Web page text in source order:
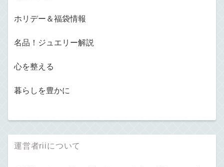
ホリデー＆福袋情報
名品！ジュエリー解説
心を整える
暮らしを豊かに
運営者riiについて